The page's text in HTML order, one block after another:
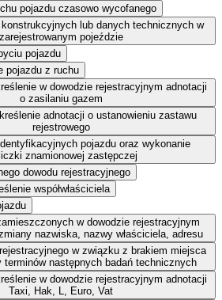
pojazdu czasowo wycofanego
konstrukcyjnych lub danych technicznych w
zarejestrowanym pojeździe
pojazdu
pojazdu z ruchu
w dowodzie rejestracyjnym adnotacji
o zasilaniu gazem
adnotacji o ustanowieniu zastawu
rejestrowego
pojazdu oraz wykonanie
znamionowej zastępczej
dowodu rejestracyjnego
współwłaściciela
w dowodzie rejestracyjnym
nazwiska, nazwy właściciela, adresu
w związku z brakiem miejsca
terminów następnych badań technicznych
w dowodzie rejestracyjnym adnotacji
Taxi, Hak, L, Euro, Vat